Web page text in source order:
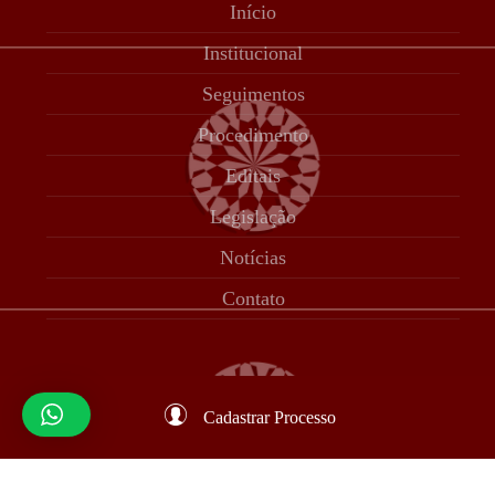
Início
Institucional
Seguimentos
Procedimento
Editais
Legislação
Notícias
Contato
© 12 CORTE 2023 | Desenvolvido por Adam Tecnologia |
Todos os direitos reservados
Cadastrar Processo